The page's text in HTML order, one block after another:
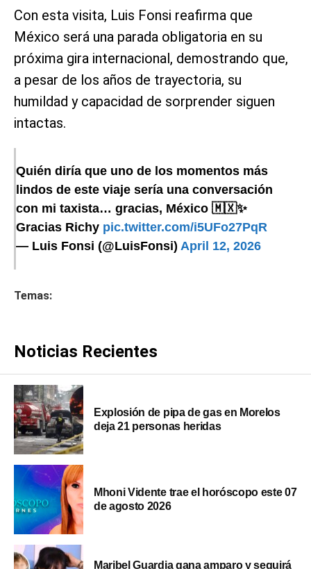
Con esta visita, Luis Fonsi reafirma que
México será una parada obligatoria en su
próxima gira internacional, demostrando que,
a pesar de los años de trayectoria, su
humildad y capacidad de sorprender siguen
intactas.
Quién diría que uno de los momentos más
lindos de este viaje sería una conversación
con mi taxista… gracias, México 🇲🇽✨
Gracias Richy pic.twitter.com/i5UFo27PqR
— Luis Fonsi (@LuisFonsi) April 12, 2026
Temas:
Noticias Recientes
Explosión de pipa de gas en Morelos
deja 21 personas heridas
Mhoni Vidente trae el horóscopo este 07
de agosto 2026
Maribel Guardia gana amparo y seguirá